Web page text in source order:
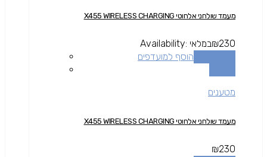
מעמד שולחני אלחוטי X455 WIRELESS CHARGING
₪230
Availability: במלאי
הוסף למועדפים
מטענים
מעמד שולחני אלחוטי X455 WIRELESS CHARGING
₪230